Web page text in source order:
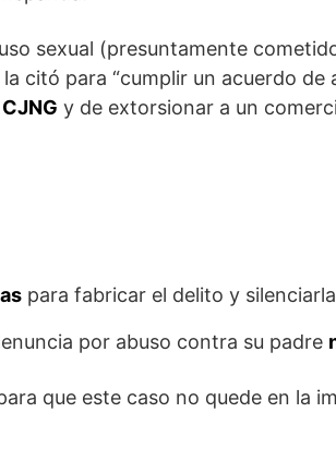
sexual (presuntamente
citó para “cumplir un acuerdo de
CJNG y de extorsionar a un
para fabricar el delito y
por abuso contra su padre
que este caso no quede en la